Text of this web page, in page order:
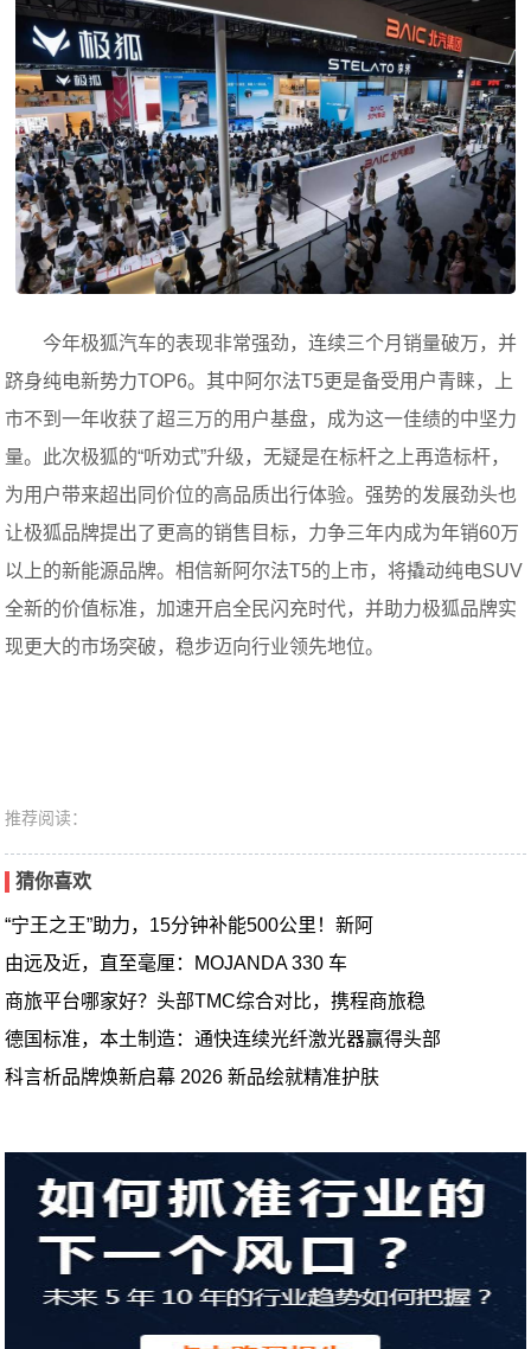
今年极狐汽车的表现非常强劲，连续三个月销量破万，并
跻身纯电新势力TOP6。其中阿尔法T5更是备受用户青睐，上
市不到一年收获了超三万的用户基盘，成为这一佳绩的中坚力
量。此次极狐的“听劝式”升级，无疑是在标杆之上再造标杆，
为用户带来超出同价位的高品质出行体验。强势的发展劲头也
让极狐品牌提出了更高的销售目标，力争三年内成为年销60万
以上的新能源品牌。相信新阿尔法T5的上市，将撬动纯电SUV
全新的价值标准，加速开启全民闪充时代，并助力极狐品牌实
现更大的市场突破，稳步迈向行业领先地位。
推荐阅读：
猜你喜欢
“宁王之王”助力，15分钟补能500公里！新阿
由远及近，直至毫厘：MOJANDA 330 车
商旅平台哪家好？头部TMC综合对比，携程商旅稳
德国标准，本土制造：通快连续光纤激光器赢得头部
科言析品牌焕新启幕 2026 新品绘就精准护肤